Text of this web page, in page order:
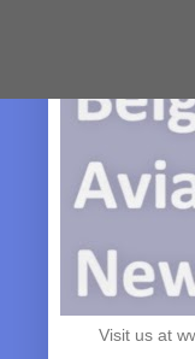
Visit us at